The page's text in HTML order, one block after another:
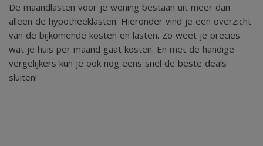
De maandlasten voor je woning bestaan uit meer dan
alleen de hypotheeklasten. Hieronder vind je een overzicht
van de bijkomende kosten en lasten. Zo weet je precies
wat je huis per maand gaat kosten. En met de handige
vergelijkers kun je ook nog eens snel de beste deals
sluiten!